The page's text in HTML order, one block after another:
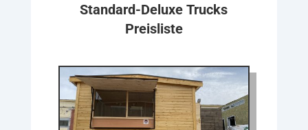
Standard-Deluxe Trucks
Preisliste